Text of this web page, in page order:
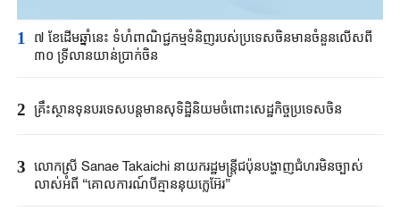
1
៧ ខែដើមឆ្នាំនេះ ទំហំពាណិជ្ជកម្មទំនិញរបស់ប្រទេសចិនមានចំនួនលើសពី
៣០ ទ្រីលានយាន់ប្រាក់ចិន
2 គ្រឹះស្ថាន​ទុនបរទេស​បន្តមាន​សុទិដ្ឋិនិយម​ចំពោះសេដ្ឋកិច្ច​ប្រទេសចិន​​
3 លោកស្រី Sanae ​Takaichi ​នាយករដ្ឋមន្ត្រី​ជប៉ុន​បង្ហាញជំហរមិន​ច្បាស់​
លាស់​អំពី ​“គោលការណ៍បី​គ្មាននុយក្លេអ៊ែរ​”​